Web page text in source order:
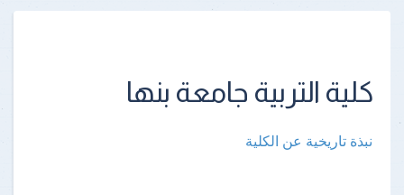
كلية التربية جامعة بنها
نبذة تاريخية عن الكلية